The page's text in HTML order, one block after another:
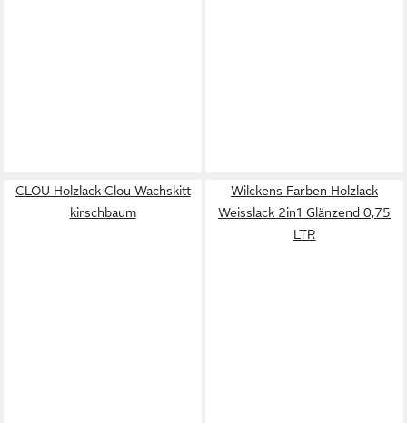
CLOU Holzlack Clou Wachskitt
kirschbaum
Wilckens Farben Holzlack
Weisslack 2in1 Glänzend 0,75
LTR